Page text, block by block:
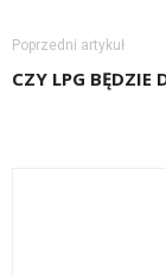
Poprzedni artykuł
CZY LPG BĘDZIE